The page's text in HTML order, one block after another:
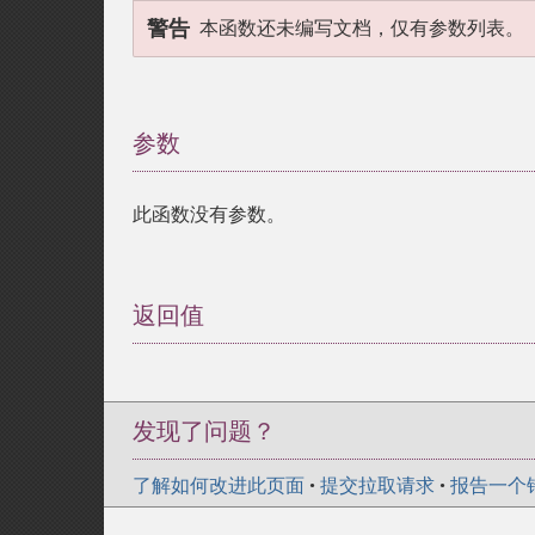
警告 本函数还未编写文档，仅有参数列表。
参数
此函数没有参数。
返回值
发现了问题？
了解如何改进此页面 • 提交拉取请求 • 报告一个